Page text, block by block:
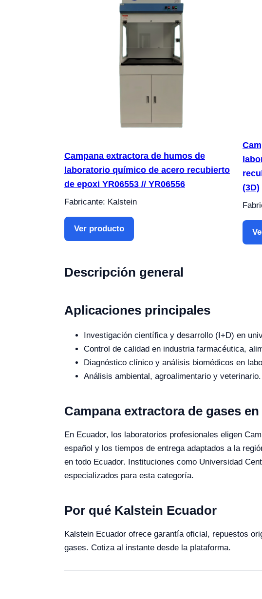
Campana extractora de humos de
laboratorio químico de acero recubierto
de epoxi YR06553 // YR06556
Fabricante: Kalstein
Ver producto
(3D)
Descripción general
Aplicaciones principales
Investigación científica y desarrollo (I+D) en
Control de calidad en industria farmacéutica,
Diagnóstico clínico y análisis biomédicos en
Análisis ambiental, agroalimentario y veterinario.
Campana extractora de gases
En Ecuador, los laboratorios profesionales eligen
español y los tiempos de entrega adaptados a la
en todo Ecuador. Instituciones como Universidad
especializados para esta categoría.
Por qué Kalstein Ecuador
Kalstein Ecuador ofrece garantía oficial, repuestos
gases. Cotiza al instante desde la plataforma.